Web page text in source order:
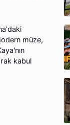
müze,
kabul